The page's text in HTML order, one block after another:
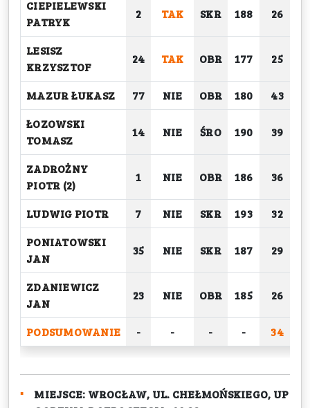
CIEPIELEWSKI
PATRYK
2 TAK SKR 188 26
LESISZ
KRZYSZTOF
24 TAK OBR 177 25
MAZUR ŁUKASZ 77 NIE OBR 180 43
ŁOZOWSKI
TOMASZ
14 NIE ŚRO 190 39
ZADROŻNY
PIOTR (2)
1 NIE OBR 186 36
LUDWIG PIOTR 7 NIE SKR 193 32
PONIATOWSKI
JAN
35 NIE SKR 187 29
ZDANIEWICZ
JAN
23 NIE OBR 185 26
PODSUMOWANIE - - - - 34
MIEJSCE: WROCŁAW, UL. CHEŁMOŃSKIEGO, UP